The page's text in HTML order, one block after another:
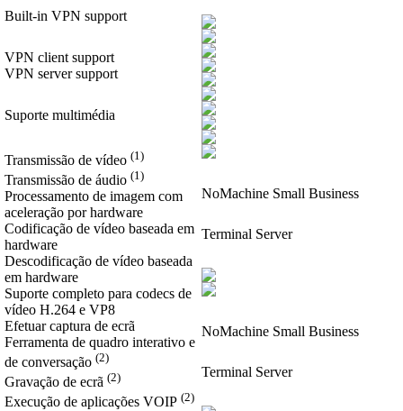
Built-in VPN support
VPN client support
VPN server support
Suporte multimédia
Transmissão de vídeo (1)
Transmissão de áudio (1)
Processamento de imagem com
aceleração por hardware
Codificação de vídeo baseada em
hardware
Descodificação de vídeo baseada
em hardware
Suporte completo para codecs de
vídeo H.264 e VP8
Efetuar captura de ecrã
Ferramenta de quadro interativo e
de conversação (2)
Gravação de ecrã (2)
Execução de aplicações VOIP (2)
NoMachine Small Business
Terminal Server
NoMachine Small Business
Terminal Server